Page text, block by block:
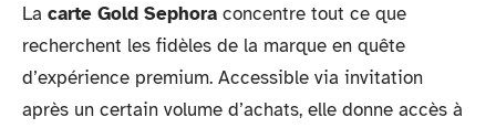
La carte Gold Sephora concentre tout ce que
recherchent les fidèles de la marque en quête
d’expérience premium. Accessible via invitation
après un certain volume d’achats, elle donne accès à